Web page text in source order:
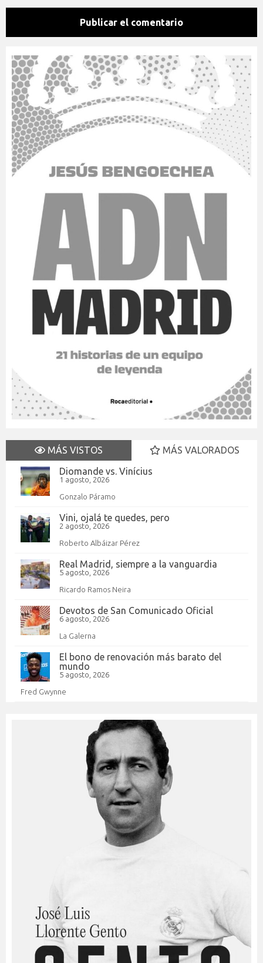
MÁS VISTOS
MÁS VALORADOS
Diomande vs. Vinícius
1 agosto, 2026
Gonzalo Páramo
Vini, ojalá te quedes, pero
2 agosto, 2026
Roberto Albáizar Pérez
Real Madrid, siempre a la vanguardia
5 agosto, 2026
Ricardo Ramos Neira
Devotos de San Comunicado Oficial
6 agosto, 2026
La Galerna
El bono de renovación más barato del
mundo
5 agosto, 2026
Fred Gwynne